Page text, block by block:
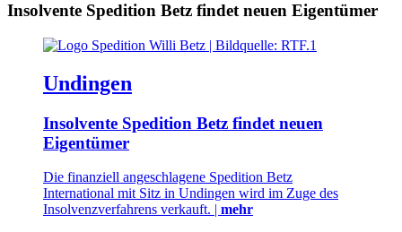
Insolvente Spedition Betz findet neuen Eigentümer
Undingen
Insolvente Spedition Betz findet neuen
Eigentümer
Die finanziell angeschlagene Spedition Betz
International mit Sitz in Undingen wird im Zuge des
Insolvenzverfahrens verkauft. | mehr